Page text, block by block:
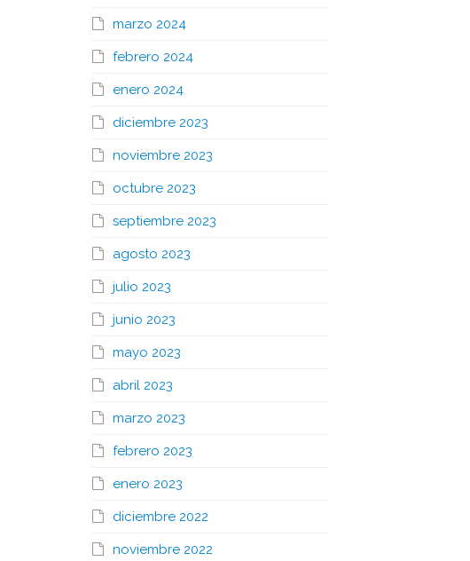
marzo 2024
febrero 2024
enero 2024
diciembre 2023
noviembre 2023
octubre 2023
septiembre 2023
agosto 2023
julio 2023
junio 2023
mayo 2023
abril 2023
marzo 2023
febrero 2023
enero 2023
diciembre 2022
noviembre 2022